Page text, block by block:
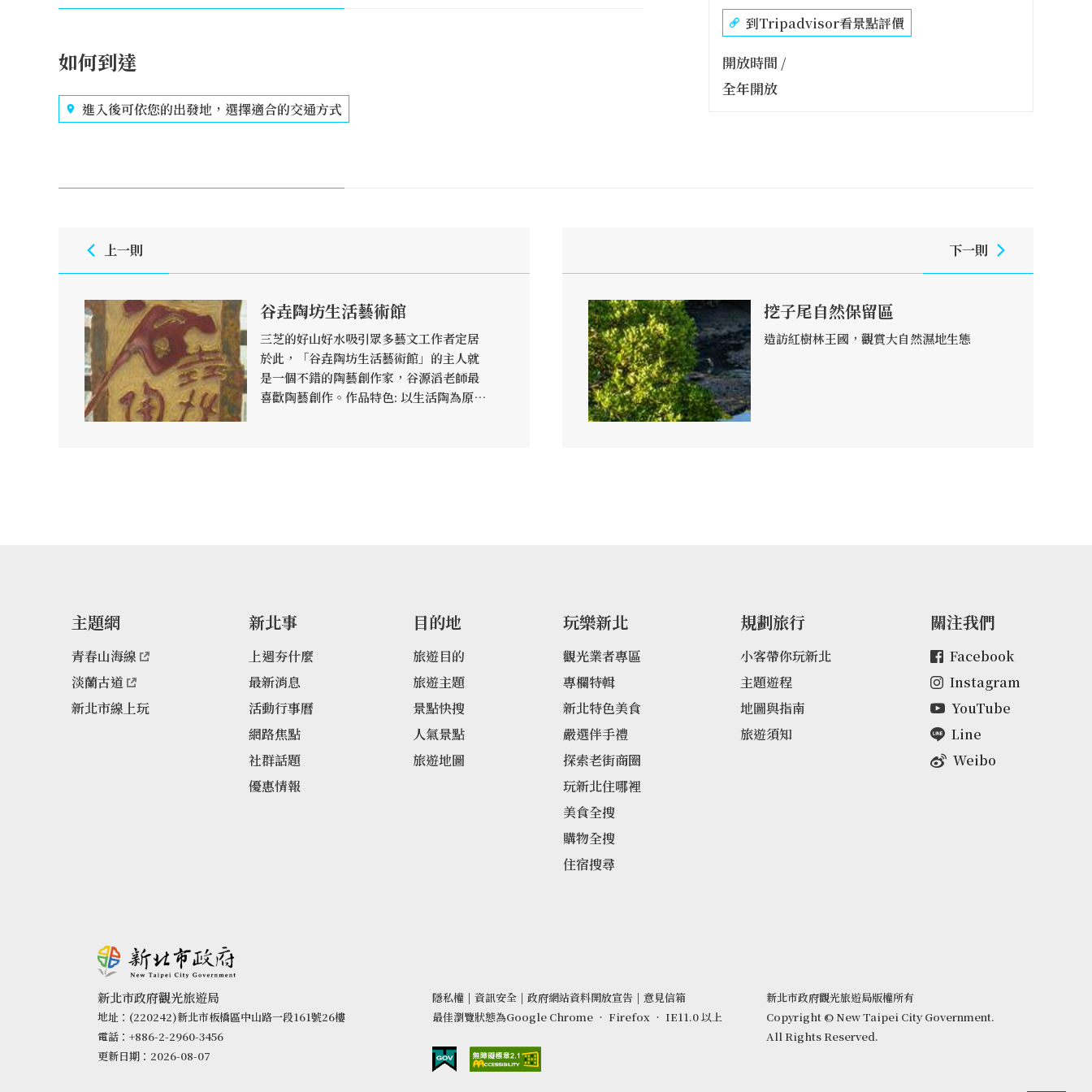
如何到達
進入後可依您的出發地，選擇適合的交通方式
到Tripadvisor看景點評價
開放時間 /
全年開放
上一則
谷垚陶坊生活藝術館
三芝的好山好水吸引眾多藝文工作者定居
於此，「谷垚陶坊生活藝術館」的主人就
是一個不錯的陶藝創作家，谷源滔老師最
喜歡陶藝創作。作品特色: 以生活陶為原
下一則
挖子尾自然保留區
造訪紅樹林王國，觀賞大自然濕地生態
主題網
青春山海線
淡蘭古道
新北市線上玩
新北事
上週夯什麼
最新消息
活動行事曆
網路焦點
社群話題
優惠情報
目的地
旅遊目的
旅遊主題
景點快搜
人氣景點
旅遊地圖
玩樂新北
觀光業者專區
專欄特輯
新北特色美食
嚴選伴手禮
探索老街商圈
玩新北住哪裡
美食全搜
購物全搜
住宿搜尋
規劃旅行
小客帶你玩新北
主題遊程
地圖與指南
旅遊須知
關注我們
Facebook
Instagram
YouTube
Line
Weibo
新北市政府觀光旅遊局
地址：(220242)新北市板橋區中山路一段161號26樓
電話：+886-2-2960-3456
更新日期：2026-08-07
隱私權 | 資訊安全 | 政府網站資料開放宣告 | 意見信箱
最佳瀏覽狀態為Google Chrome ‧ Firefox ‧ IE11.0 以上
新北市政府觀光旅遊局版權所有
Copyright © New Taipei City Government.
All Rights Reserved.